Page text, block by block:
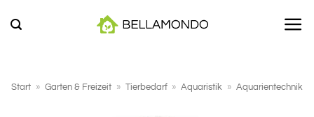
Inhalt
Start » Garten & Freizeit » Tierbedarf » Aquaristik » Aquarientechnik